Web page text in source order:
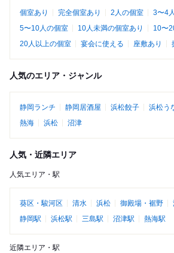
個室あり 完全個室あり 2人の個室
3〜4
5〜10人の個室
10人未満の個室あり
10〜
20人以上の個室
宴会に使える 座敷あり
人気のエリア・ジャンル
静岡ランチ 静岡居酒屋 浜松餃子 浜松う
熱海
浜松 沼津
人気・近隣エリア
人気エリア・駅
葵区・駿河区 清水 浜松 御殿場・裾野
静岡駅
浜松駅 三島駅 沼津駅 熱海駅
近隣エリア・駅